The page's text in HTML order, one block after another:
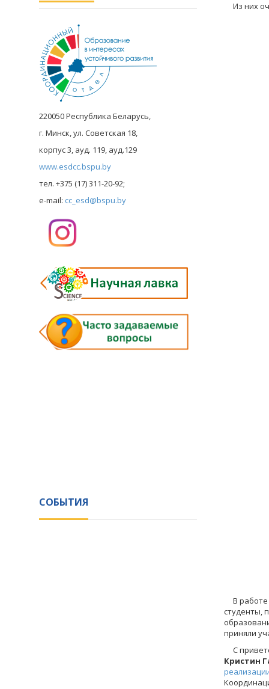
220050 Республика Беларусь,
г. Минск, ул. Советская 18,
корпус 3, ауд. 119, ауд.129
www.esdcc.bspu.by
тел. +375 (17) 311-20-92;
e-mail: cc_esd@bspu.by
СОБЫТИЯ
Из них
В работе
студенты,
приняли
С
Кристин